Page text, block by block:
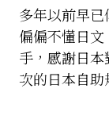
創新趨勢
在地故事
多年以前早
偏偏不懂日
手，感謝日
次的日本自